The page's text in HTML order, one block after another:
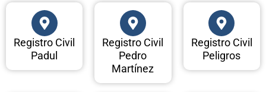
Registro Civil
Padul
Registro Civil
Pedro
Martínez
Registro Civil
Peligros